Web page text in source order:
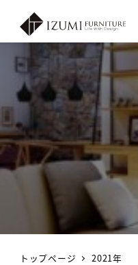
トップページ 2021年